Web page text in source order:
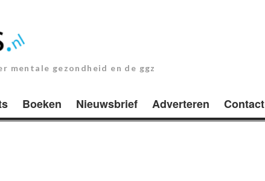
mentale gezondheid en de ggz
Boeken Nieuwsbrief Adverteren Contact